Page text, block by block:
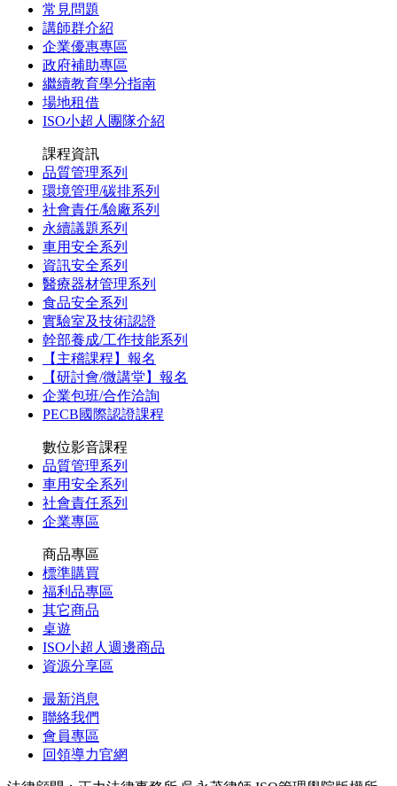
常見問題
講師群介紹
企業優惠專區
政府補助專區
繼續教育學分指南
場地租借
ISO小超人團隊介紹
課程資訊
品質管理系列
環境管理/碳排系列
社會責任/驗廠系列
永續議題系列
車用安全系列
資訊安全系列
醫療器材管理系列
食品安全系列
實驗室及技術認證
幹部養成/工作技能系列
【主稽課程】報名
【研討會/微講堂】報名
企業包班/合作洽詢
PECB國際認證課程
數位影音課程
品質管理系列
車用安全系列
社會責任系列
企業專區
商品專區
標準購買
福利品專區
其它商品
桌遊
ISO小超人週邊商品
資源分享區
最新消息
聯絡我們
會員專區
回領導力官網